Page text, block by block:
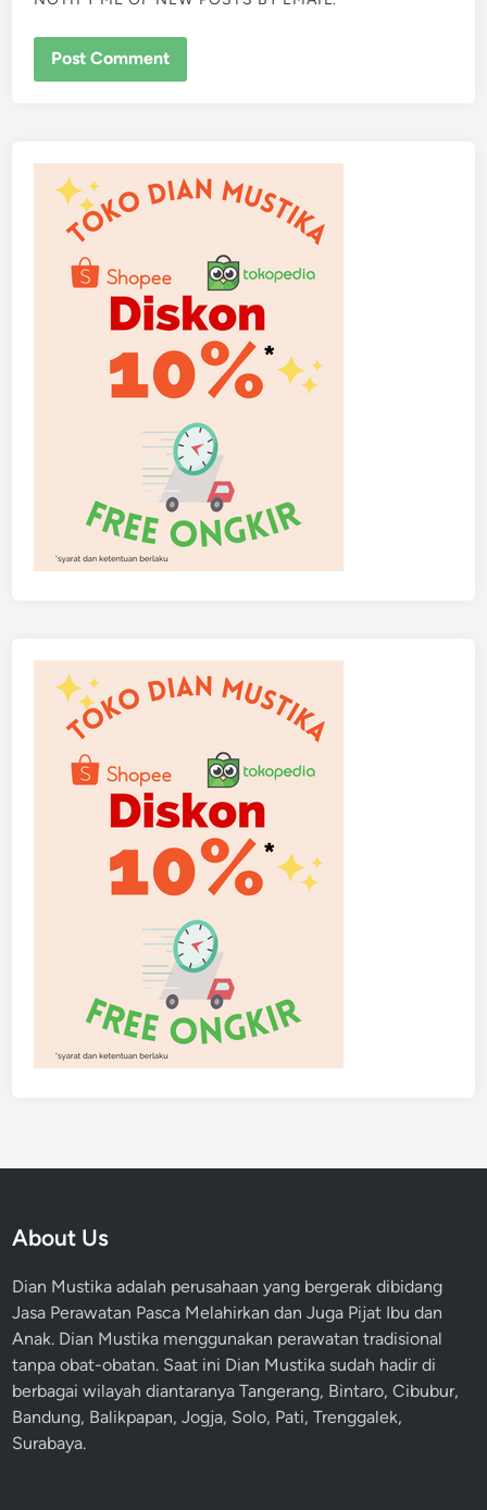
About Us
Dian Mustika adalah perusahaan yang bergerak dibidang
Jasa Perawatan Pasca Melahirkan dan Juga Pijat Ibu dan
Anak. Dian Mustika menggunakan perawatan tradisional
tanpa obat-obatan. Saat ini Dian Mustika sudah hadir di
berbagai wilayah diantaranya Tangerang, Bintaro, Cibubur,
Bandung, Balikpapan, Jogja, Solo, Pati, Trenggalek,
Surabaya.